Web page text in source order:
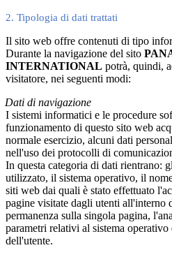
2. Tipologia di dati trattati
Il sito web offre contenuti di tipo
Durante la navigazione del sito
INTERNATIONAL potrà, quindi,
visitatore, nei seguenti modi:
Dati di navigazione
I sistemi informatici e le procedure
funzionamento di questo sito web
normale esercizio, alcuni dati
nell'uso dei protocolli di
In questa categoria di dati rientrano:
utilizzato, il sistema operativo, il
siti web dai quali è stato effettuato
pagine visitate dagli utenti all'interno
permanenza sulla singola pagina,
parametri relativi al sistema
dell'utente.